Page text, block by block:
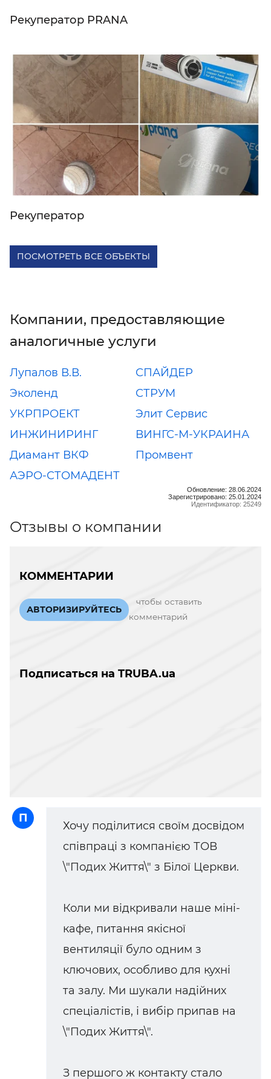
Рекуператор PRANA
Рекуператор
ПОСМОТРЕТЬ ВСЕ ОБЪЕКТЫ
Компании, предоставляющие
аналогичные услуги
Лупалов В.В.
СПАЙДЕР
Эколенд
СТРУМ
УКРПРОЕКТ
ИНЖИНИРИНГ
Элит Сервис
ВИНГС-М-УКРАИНА
Диамант ВКФ
Промвент
АЭРО-СТОМАДЕНТ
Обновление: 28.06.2024
Зарегистрировано: 25.01.2024
Идентификатор: 25249
Отзывы о компании
КОММЕНТАРИИ
АВТОРИЗИРУЙТЕСЬ
чтобы оставить
комментарий
Подписаться на TRUBA.ua
П
Хочу поділитися своїм досвідом
співпраці з компанією ТОВ
\"Подих Життя\" з Білої Церкви.
Коли ми відкривали наше міні-
кафе, питання якісної
вентиляції було одним з
ключових, особливо для кухні
та залу. Ми шукали надійних
спеціалістів, і вибір припав на
\"Подих Життя\".
З першого ж контакту стало